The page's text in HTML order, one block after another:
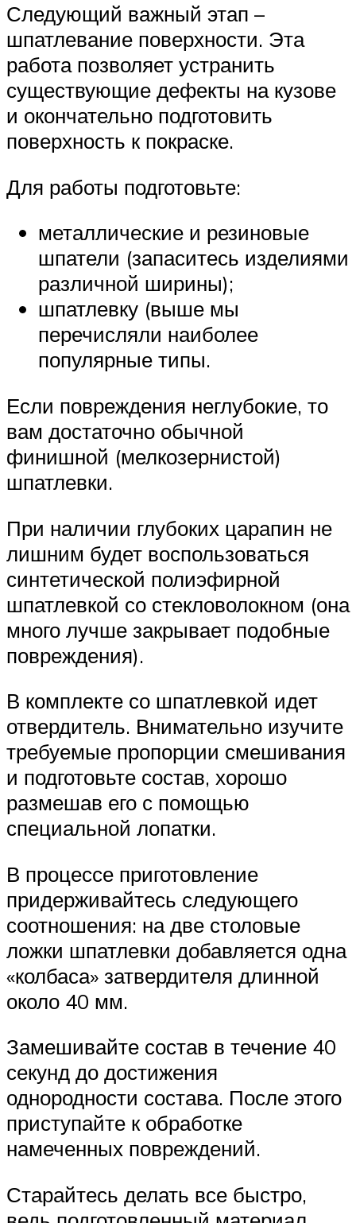
Следующий важный этап –
шпатлевание поверхности. Эта
работа позволяет устранить
существующие дефекты на кузове
и окончательно подготовить
поверхность к покраске.
Для работы подготовьте:
металлические и резиновые
шпатели (запаситесь изделиями
различной ширины);
шпатлевку (выше мы
перечисляли наиболее
популярные типы.
Если повреждения неглубокие, то
вам достаточно обычной
финишной (мелкозернистой)
шпатлевки.
При наличии глубоких царапин не
лишним будет воспользоваться
синтетической полиэфирной
шпатлевкой со стекловолокном (она
много лучше закрывает подобные
повреждения).
В комплекте со шпатлевкой идет
отвердитель. Внимательно изучите
требуемые пропорции смешивания
и подготовьте состав, хорошо
размешав его с помощью
специальной лопатки.
В процессе приготовление
придерживайтесь следующего
соотношения: на две столовые
ложки шпатлевки добавляется одна
«колбаса» затвердителя длинной
около 40 мм.
Замешивайте состав в течение 40
секунд до достижения
однородности состава. После этого
приступайте к обработке
намеченных повреждений.
Старайтесь делать все быстро,